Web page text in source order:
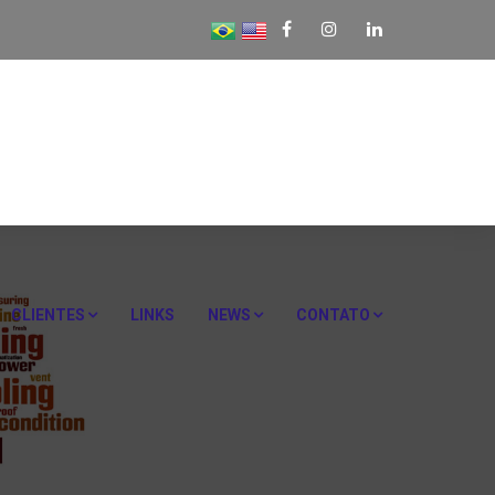
CLIENTES LINKS NEWS CONTATO